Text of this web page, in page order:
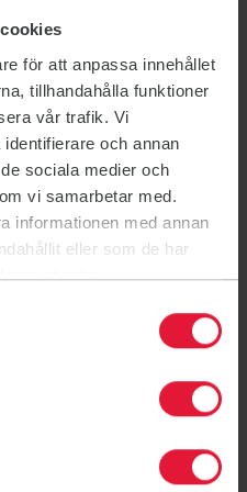
för att anpassa innehållet
tillhandahålla funktioner
vår trafik. Vi
och annan
sociala medier och
vi samarbetar med.
informationen med annan
eller som de har
tjänster.